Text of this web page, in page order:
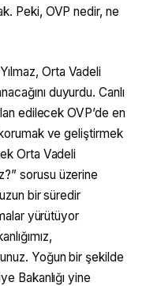
Peki, OVP nedir, ne
Orta Vadeli
duyurdu. Canlı
edilecek OVP’de en
ve geliştirmek
Orta Vadeli
sorusu üzerine
bir süredir
yürütüyor
Yoğun bir şekilde
Bakanlığı yine